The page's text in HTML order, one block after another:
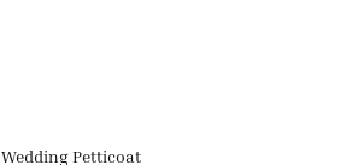
Wedding Petticoat